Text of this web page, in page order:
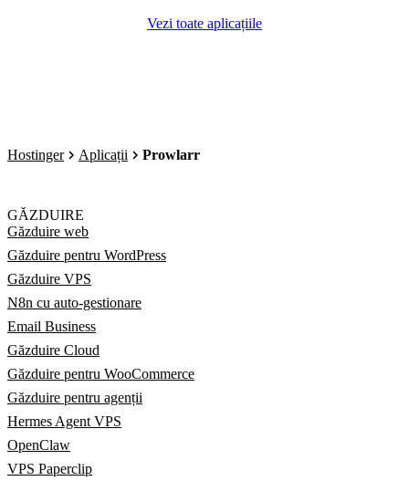
Vezi toate aplicațiile
Hostinger Aplicații Prowlarr
GĂZDUIRE
Găzduire web
Găzduire pentru WordPress
Găzduire VPS
N8n cu auto-gestionare
Email Business
Găzduire Cloud
Găzduire pentru WooCommerce
Găzduire pentru agenții
Hermes Agent VPS
OpenClaw
VPS Paperclip